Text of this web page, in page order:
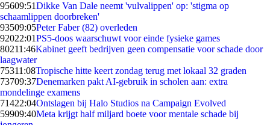
95609:51Dikke Van Dale neemt 'vulvalippen' op: 'stigma op
schaamlippen doorbreken'
93509:05Peter Faber (82) overleden
92022:01PS5-doos waarschuwt voor einde fysieke games
80211:46Kabinet geeft bedrijven geen compensatie voor schade door
laagwater
75311:08Tropische hitte keert zondag terug met lokaal 32 graden
73709:37Denemarken pakt AI-gebruik in scholen aan: extra
mondelinge examens
71422:04Ontslagen bij Halo Studios na Campaign Evolved
59909:40Meta krijgt half miljard boete voor mentale schade bij